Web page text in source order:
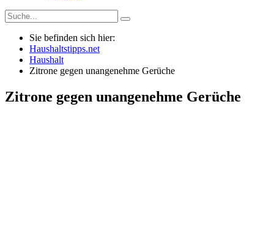
Sie befinden sich hier:
Haushaltstipps.net
Haushalt
Zitrone gegen unangenehme Gerüche
Zitrone gegen unangenehme Gerüche